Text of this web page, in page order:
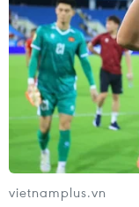
Theo dõi
TIN LIÊN
vietnamplus.vn